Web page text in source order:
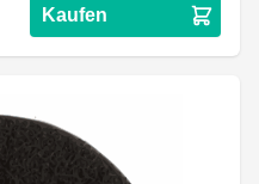
Kaufen